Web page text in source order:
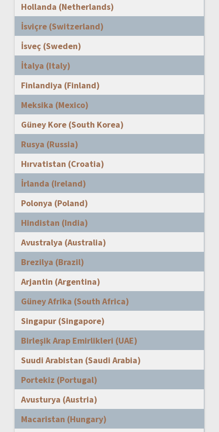
Hollanda (Netherlands)
İsviçre (Switzerland)
İsveç (Sweden)
İtalya (Italy)
Finlandiya (Finland)
Meksika (Mexico)
Güney Kore (South Korea)
Rusya (Russia)
Hırvatistan (Croatia)
İrlanda (Ireland)
Polonya (Poland)
Hindistan (India)
Avustralya (Australia)
Brezilya (Brazil)
Arjantin (Argentina)
Güney Afrika (South Africa)
Singapur (Singapore)
Birleşik Arap Emirlikleri (UAE)
Suudi Arabistan (Saudi Arabia)
Portekiz (Portugal)
Avusturya (Austria)
Macaristan (Hungary)